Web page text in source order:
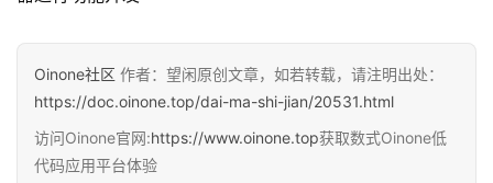
Oinone社区 作者：望闲原创文章，如若转载，请注明出处：
https://doc.oinone.top/dai-ma-shi-jian/20531.html
访问Oinone官网:https://www.oinone.top获取数式Oinone低
代码应用平台体验